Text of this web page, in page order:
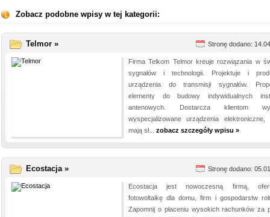
Zobacz podobne wpisy w tej kategorii:
Telmor » Stronę dodano:
Firma Telkom Telmor kreuje rozwiązania w
sygnałów i technologii. Projektuje i
urządzenia do transmisji sygnałów.
elementy do budowy indywidualnych
antenowych. Dostarcza klientom
wyspecjalizowane urządzenia elektroniczne,
mają sł... zobacz szczegóły wpisu »
Ecostacja » Stronę dodano:
Ecostacja jest nowoczesną firmą,
fotowoltaikę dla domu, firm i gospodarstw
Zapomnij o płaceniu wysokich rachunków za